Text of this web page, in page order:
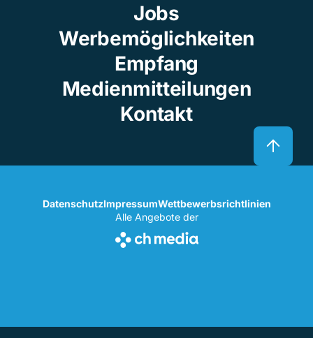
Jobs
Werbemöglichkeiten
Empfang
Medienmitteilungen
Kontakt
DatenschutzImpressumWettbewerbsrichtlinien
Alle Angebote der